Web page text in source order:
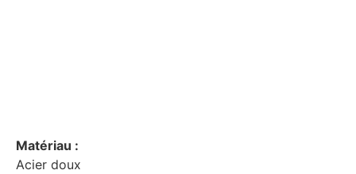
Matériau :
Acier doux